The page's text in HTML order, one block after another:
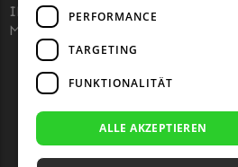
WOLF-Garten
Wolf-Garten Messer
Begrenzungsdraht
Yardforce
Yardforce Messer
IHK 67529623
MWST: NL857053759B01
PERFORMANCE
TARGETING
FUNKTIONALITÄT
ALLE AKZEPTIEREN